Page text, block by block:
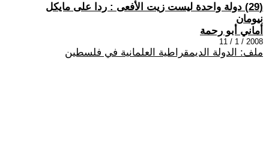
(29) دولة واحدة ليست زيت الأفعى : ردا على مايكل
نيومان
أماني أبو رحمة
2008 / 1 / 11
ملف: الدولة الديمقراطية العلمانية في فلسطين